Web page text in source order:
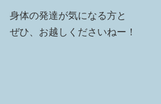
身体の発達が気になる方と
ぜひ、お越しくださいねー！